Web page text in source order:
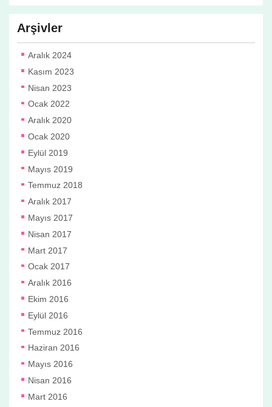
Arşivler
Aralık 2024
Kasım 2023
Nisan 2023
Ocak 2022
Aralık 2020
Ocak 2020
Eylül 2019
Mayıs 2019
Temmuz 2018
Aralık 2017
Mayıs 2017
Nisan 2017
Mart 2017
Ocak 2017
Aralık 2016
Ekim 2016
Eylül 2016
Temmuz 2016
Haziran 2016
Mayıs 2016
Nisan 2016
Mart 2016